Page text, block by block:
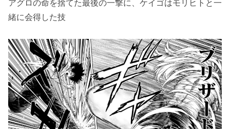
アグロの命を捨てた最後の一撃に、ケイゴはモリヒトと一
緒に会得した技